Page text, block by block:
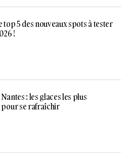
top 5 des nouveaux spots à tester
!
: les glaces les plus
se rafraîchir